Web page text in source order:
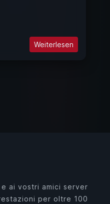
Weiterlesen
ai vostri amici server
per oltre 100